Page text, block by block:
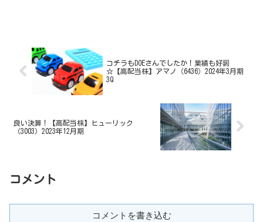
コチラもDOEさんでしたか！業績も好調
☆【高配当株】アマノ（6436）2024年3月期
3Q
良い決算！【高配当株】ヒューリック
（3003）2023年12月期
コメント
コメントを書き込む